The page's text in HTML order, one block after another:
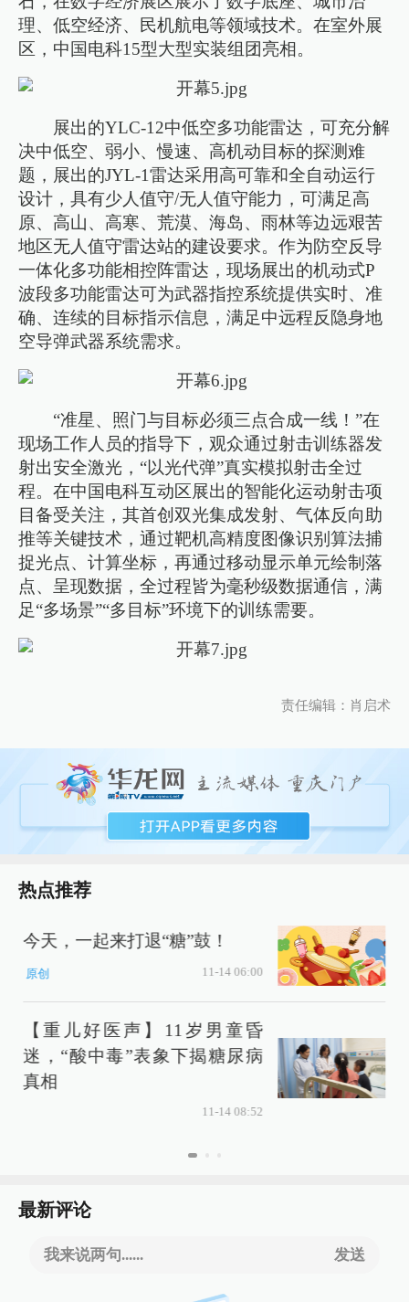
理、低空经济、民机航电等领域技术。在室外展
区，中国电科15型大型实装组团亮相。
展出的YLC-12中低空多功能雷达，可充分解
决中低空、弱小、慢速、高机动目标的探测难
题，展出的JYL-1雷达采用高可靠和全自动运行
设计，具有少人值守/无人值守能力，可满足高
原、高山、高寒、荒漠、海岛、雨林等边远艰苦
地区无人值守雷达站的建设要求。作为防空反导
一体化多功能相控阵雷达，现场展出的机动式P
波段多功能雷达可为武器指控系统提供实时、准
确、连续的目标指示信息，满足中远程反隐身地
空导弹武器系统需求。
“准星、照门与目标必须三点合成一线！”在
现场工作人员的指导下，观众通过射击训练器发
射出安全激光，“以光代弹”真实模拟射击全过
程。在中国电科互动区展出的智能化运动射击项
目备受关注，其首创双光集成发射、气体反向助
推等关键技术，通过靶机高精度图像识别算法捕
捉光点、计算坐标，再通过移动显示单元绘制落
点、呈现数据，全过程皆为毫秒级数据通信，满
足“多场景”“多目标”环境下的训练需要。
责任编辑：肖启术
热点推荐
今天，一起来打退“糖”鼓！
原创 11-14 06:00
【重儿好医声】11岁男童昏
迷，“酸中毒”表象下揭糖尿病
真相
11-14 08:52
最新评论
我来说两句...... 发送